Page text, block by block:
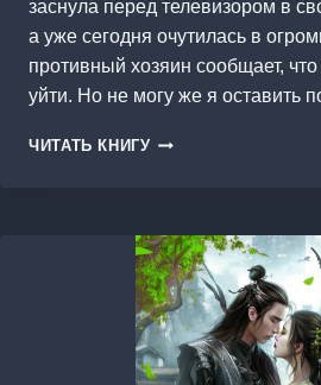
заснула перед телевизором в
а уже сегодня очутилась в
противный хозяин сообщает,
уйти. Но не могу же я оставить
ЧИТАТЬ КНИГУ СОЛНЕЧНОЕ